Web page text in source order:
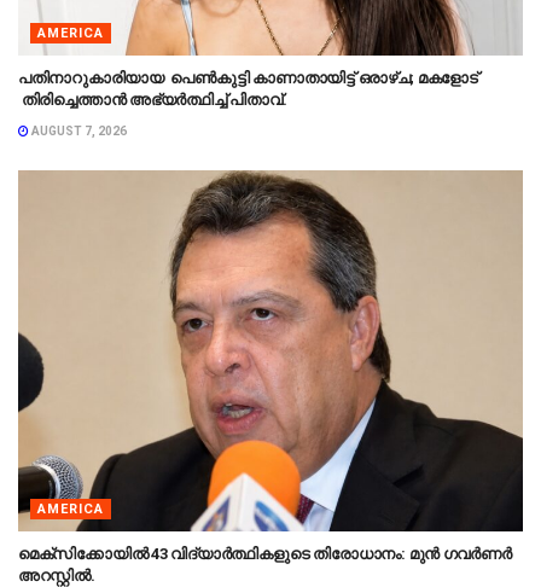
AMERICA
പതിനാറുകാരിയായ പെൺകുട്ടി കാണാതായിട്ട് ഒരാഴ്ച; മകളോട്
തിരിച്ചെത്താൻ അഭ്യർത്ഥിച്ച് പിതാവ്.
AUGUST 7, 2026
AMERICA
മെക്‌സിക്കോയിൽ 43 വിദ്യാർത്ഥികളുടെ തിരോധാനം: മുൻ ഗവർണർ
അറസ്റ്റിൽ.